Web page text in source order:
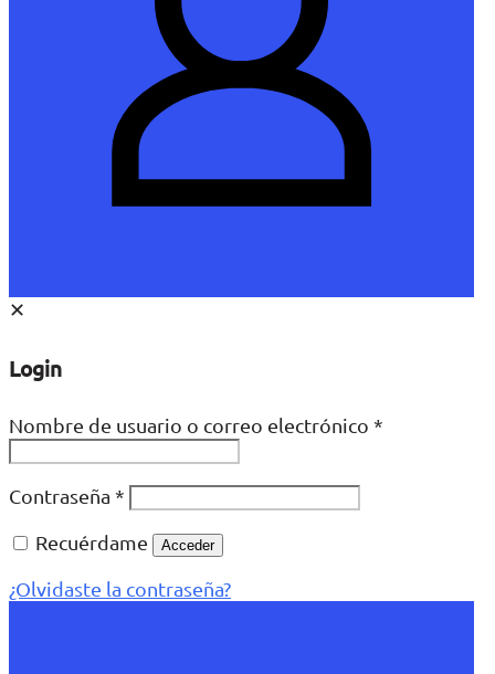
✕
Login
Nombre de usuario o correo electrónico *
Contraseña *
Recuérdame
Acceder
¿Olvidaste la contraseña?